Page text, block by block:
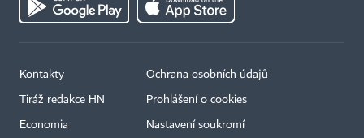
Kontakty
Tiráž redakce HN
Economia
Ochrana osobních údajů
Prohlášení o cookies
Nastavení soukromí